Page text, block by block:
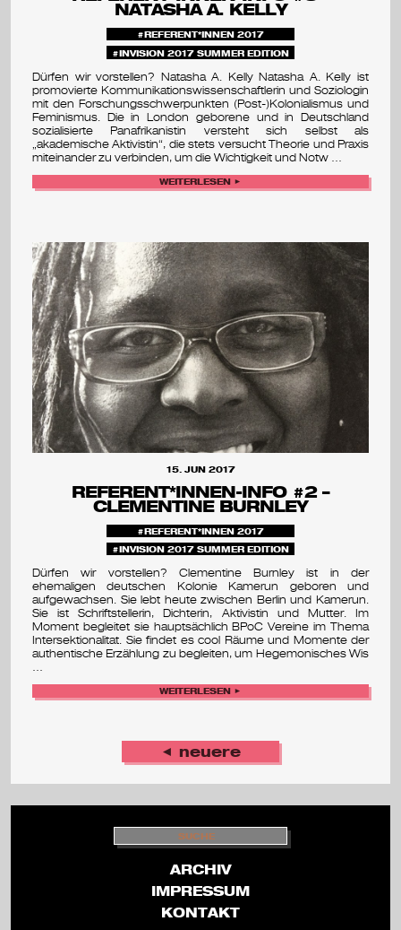
NATASHA A. KELLY
REFERENT*INNEN 2017
INVISION 2017 SUMMER EDITION
Dürfen wir vorstellen? Natasha A. Kelly Natasha A. Kelly ist
promovierte Kommunikationswissenschaftlerin und Soziologin
mit den Forschungsschwerpunkten (Post-)Kolonialismus und
Feminismus. Die in London geborene und in Deutschland
sozialisierte Panafrikanistin versteht sich selbst als
„akademische Aktivistin“, die stets versucht Theorie und Praxis
miteinander zu verbinden, um die Wichtigkeit und Notw …
WEITERLESEN ►
15. JUN 2017
REFERENT*INNEN-INFO #2 –
CLEMENTINE BURNLEY
REFERENT*INNEN 2017
INVISION 2017 SUMMER EDITION
Dürfen wir vorstellen? Clementine Burnley ist in der
ehemaligen deutschen Kolonie Kamerun geboren und
aufgewachsen. Sie lebt heute zwischen Berlin und Kamerun.
Sie ist Schriftstellerin, Dichterin, Aktivistin und Mutter. Im
Moment begleitet sie hauptsächlich BPoC Vereine im Thema
Intersektionalitat. Sie findet es cool Räume und Momente der
authentische Erzählung zu begleiten, um Hegemonisches Wis
WEITERLESEN ►
◄ neuere
S
U
H
E
ARCHIV
IMPRESSUM
KONTAKT